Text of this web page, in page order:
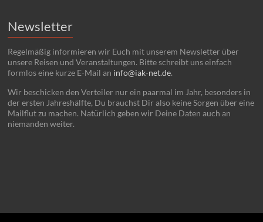
Newsletter
Regelmäßig informieren wir Euch mit unserem Newsletter über
unsere Reisen und Veranstaltungen. Bitte schreibt uns einfach
formlos eine kurze E-Mail an info@iak-net.de.
Wir beschicken den Verteiler nur ein paarmal im Jahr, besonders in
der ersten Jahreshälfte, Du brauchst Dir also keine Sorgen über eine
Mailflut zu machen. Natürlich geben wir Deine Daten auch an
niemanden weiter.